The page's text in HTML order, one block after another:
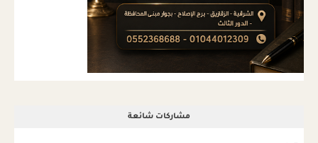
مشاركات شائعة